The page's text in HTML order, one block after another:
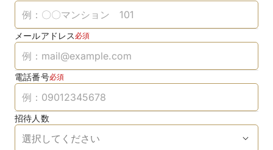
メールアドレス 必須
電話番号必須
招待人数